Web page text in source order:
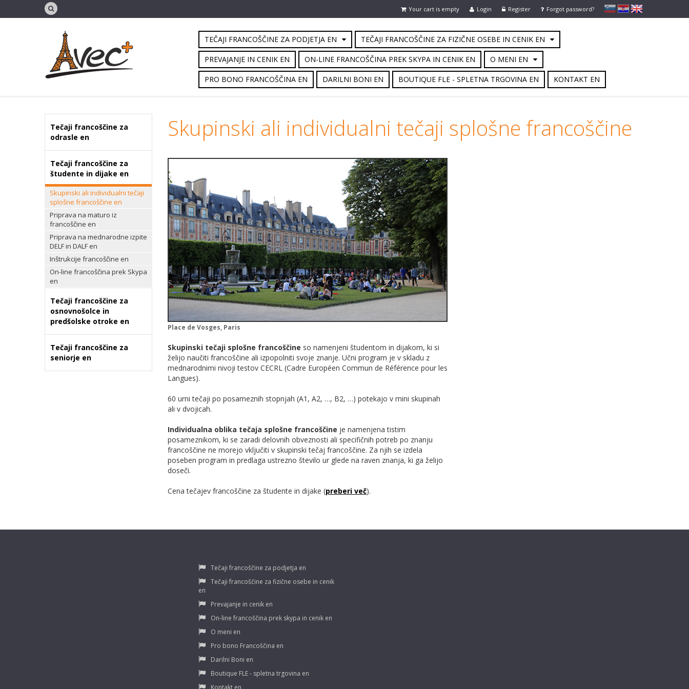
slovensko
Hrvaško
english
Login Register Forgot password?
Your cart is empty
TEČAJI FRANCOŠČINE ZA PODJETJA EN TEČAJI FRANCOŠČINE ZA FIZIČNE OSEBE IN CENIK EN
PREVAJANJE IN CENIK EN ON-LINE FRANCOŠČINA PREK SKYPA IN CENIK EN O MENI EN
PRO BONO FRANCOŠČINA EN DARILNI BONI EN BOUTIQUE FLE - SPLETNA TRGOVINA EN KONTAKT EN
Tečaji francoščine za
odrasle en
Tečaji francoščine za
študente in dijake en
Skupinski ali individualni tečaji
splošne francoščine en
Priprava na maturo iz
francoščine en
Priprava na mednarodne izpite
DELF in DALF en
Inštrukcije francoščine en
On-line francoščina prek Skypa
en
Tečaji francoščine za
osnovnošolce in
predšolske otroke en
Tečaji francoščine za
seniorje en
Skupinski ali individualni tečaji splošne francoščine
Place de Vosges, Paris
Skupinski tečaji splošne francoščine so namenjeni študentom in dijakom, ki si
želijo naučiti francoščine ali izpopolniti svoje znanje. Učni program je v skladu z
mednarodnimi nivoji testov CECRL (Cadre Européen Commun de Référence pour les
Langues).
60 urni tečaji po posameznih stopnjah (A1, A2, …, B2, …) potekajo v mini skupinah
ali v dvojicah.
Individualna oblika tečaja splošne francoščine je namenjena tistim
posameznikom, ki se zaradi delovnih obveznosti ali specifičnih potreb po znanju
francoščine ne morejo vključiti v skupinski tečaj francoščine. Za njih se izdela
poseben program in predlaga ustrezno število ur glede na raven znanja, ki ga želijo
doseči.
Cena tečajev francoščine za študente in dijake (preberi več).
Tečaji francoščine za podjetja en
Tečaji francoščine za fizične osebe in cenik
en
Prevajanje in cenik en
On-line francoščina prek skypa in cenik en
O meni en
Pro bono Francoščina en
Darilni Boni en
Boutique FLE - spletna trgovina en
Kontakt en